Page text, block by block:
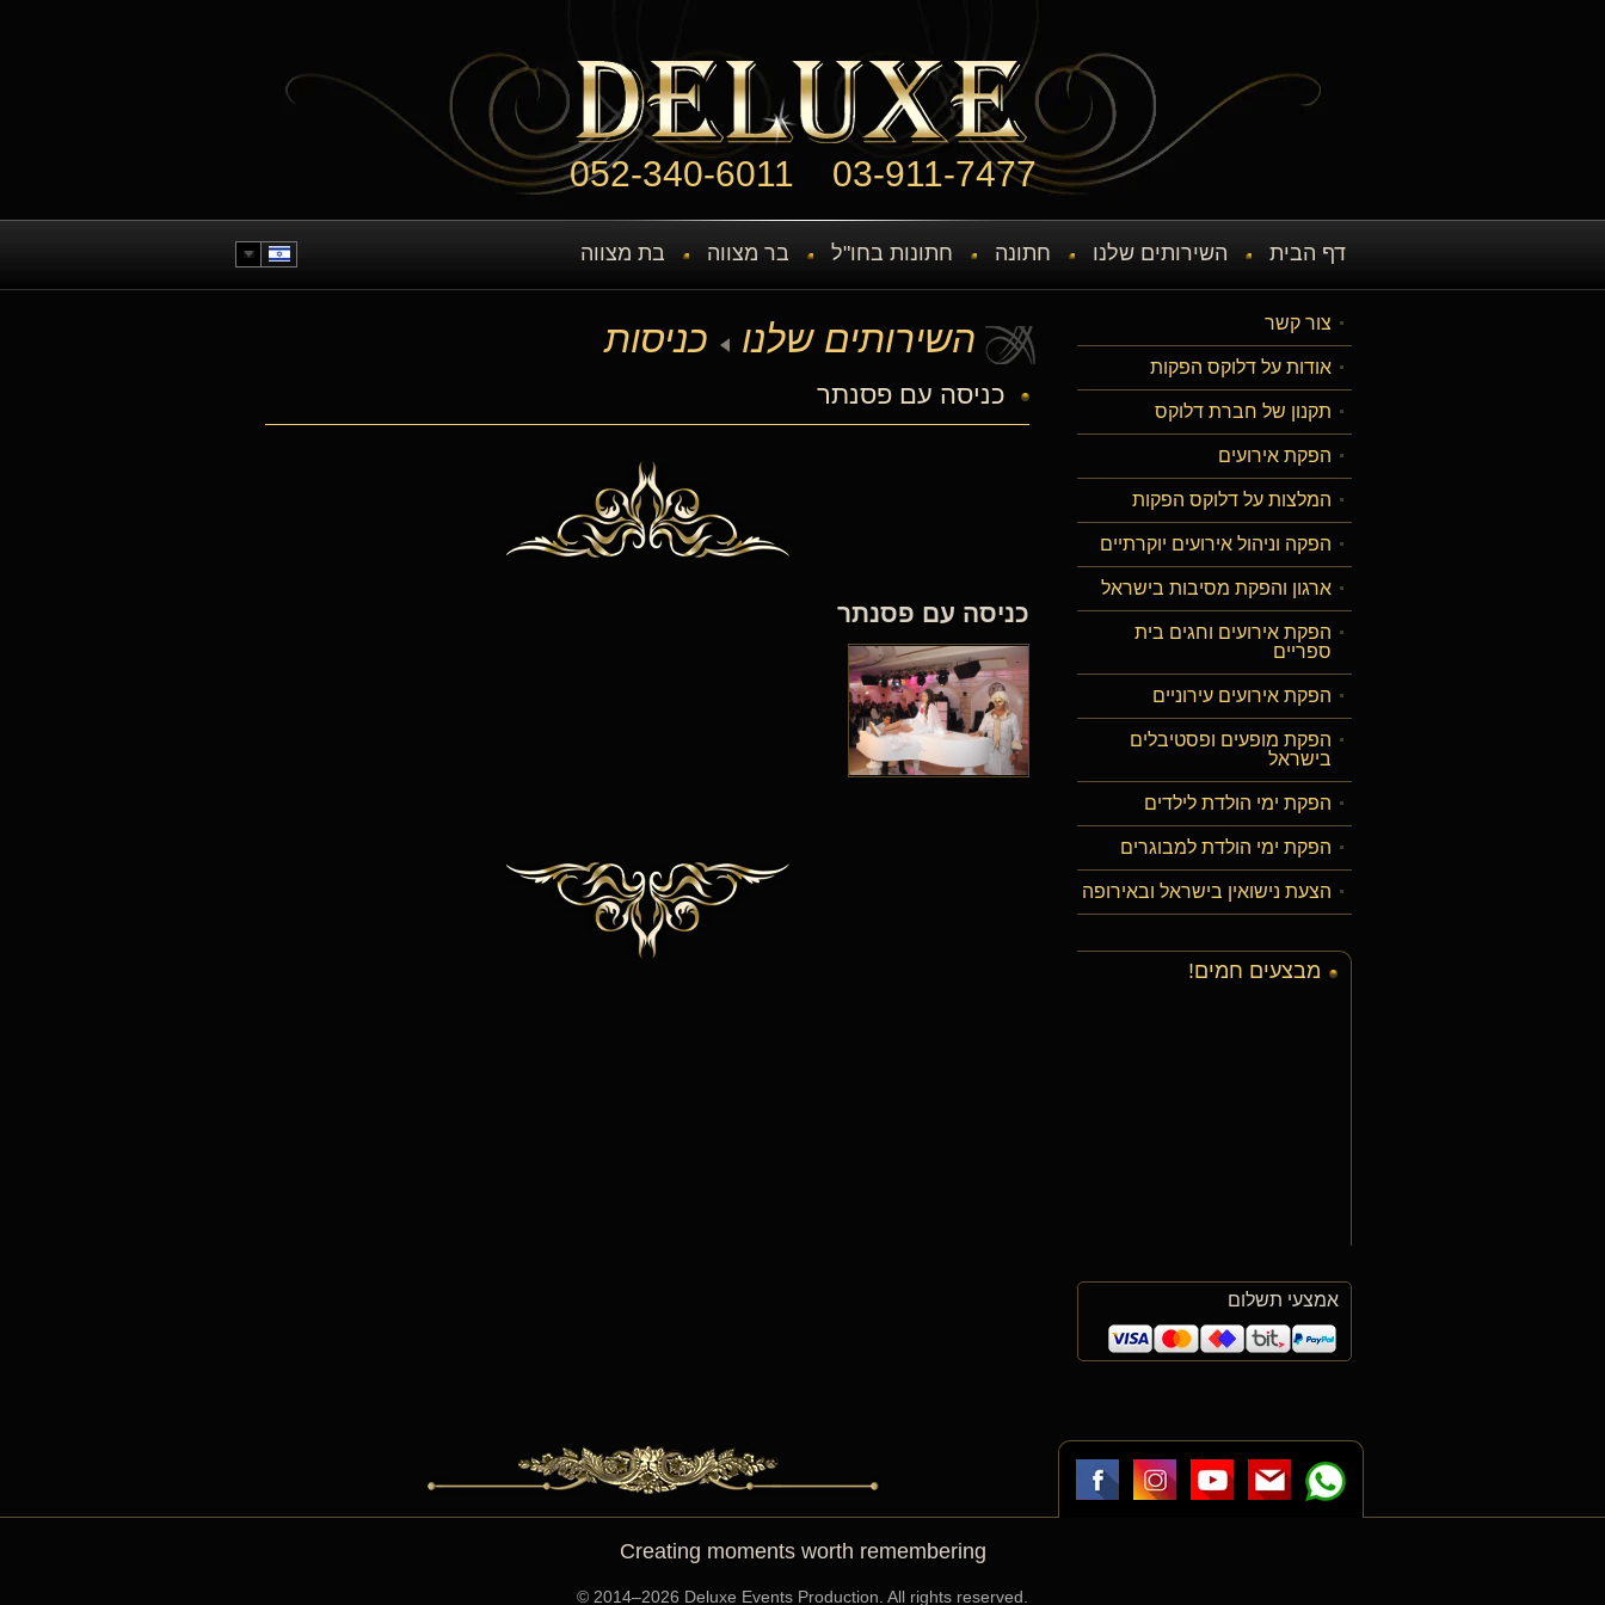
052-340-6011 03-911-7477
דף הבית השירותים שלנו חתונה חתונות בחו"ל בר מצווה בת מצווה
השירותים שלנו כניסות
כניסה עם פסנתר
כניסה עם פסנתר
צור קשר
אודות על דלוקס הפקות
תקנון של חברת דלוקס
הפקת אירועים
המלצות על דלוקס הפקות
הפקה וניהול אירועים יוקרתיים
ארגון והפקת מסיבות בישראל
הפקת אירועים וחגים בית
ספריים
הפקת אירועים עירוניים
הפקת מופעים ופסטיבלים
בישראל
הפקת ימי הולדת לילדים
הפקת ימי הולדת למבוגרים
הצעת נישואין בישראל ובאירופה
מבצעים חמים!
אמצעי תשלום
Creating moments worth remembering
©️ 2014–2026 Deluxe Events Production. All rights reserved.